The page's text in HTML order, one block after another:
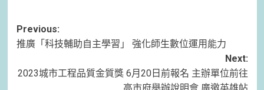
Post
navigation
Previous:
推廣「科技輔助自主學習」 強化師生數位運用能力
Next:
2023城市工程品質金質獎 6月20日前報名 主辦單位前往